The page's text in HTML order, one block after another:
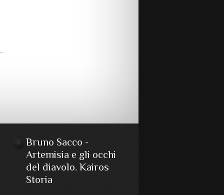
Bruno Sacco -
Artemisia e gli occhi
del diavolo. Kairos
Storia